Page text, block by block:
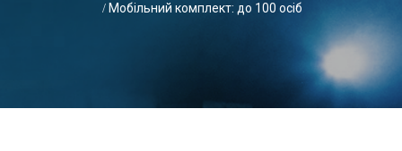
Мобільний комплект: до 100 осіб